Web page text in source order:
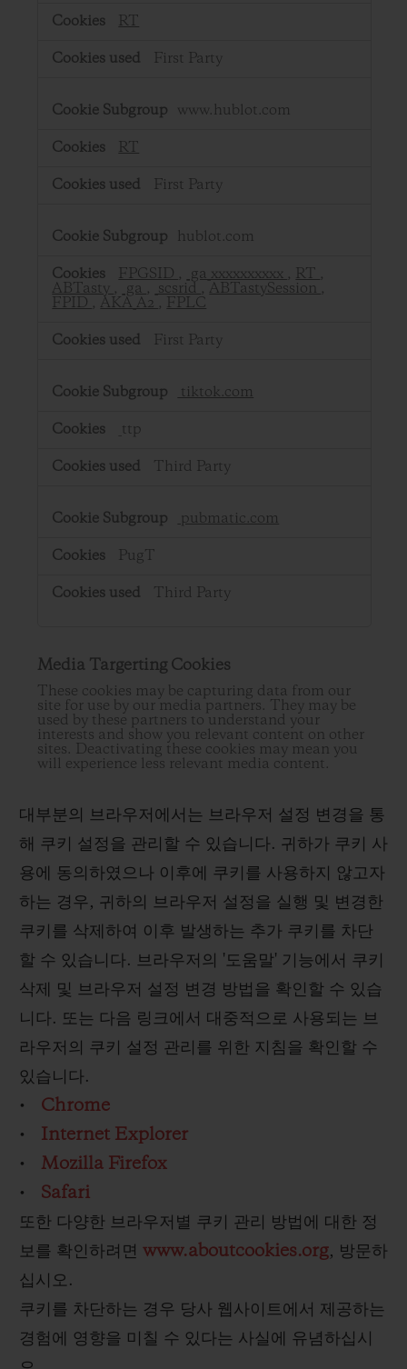
RT
First Party
www.hublot.com
RT
First Party
hublot.com
FPGSID , _ga_xxxxxxxxxx , RT
,
ABTasty , _ga , _scsrid , ABTastySession ,
FPID , AKA_A2 , FPLC
First Party
tiktok.com
_ttp
Third Party
pubmatic.com
PugT
Third Party
Media Targerting Cookies
These cookies may be capturing data from our
site for use by our media partners. They may be
used by these partners to understand your
interests and show you relevant content on other
sites. Deactivating these cookies may mean you
will experience less relevant media content.
대부분의 브라우저에서는 브라우저 설정 변경을 통
해 쿠키 설정을 관리할 수 있습니다. 귀하가 쿠키 사
용에 동의하였으나 이후에 쿠키를 사용하지 않고자
하는 경우, 귀하의 브라우저 설정을 실행 및 변경한
쿠키를 삭제하여 이후 발생하는 추가 쿠키를 차단
할 수 있습니다. 브라우저의 '도움말' 기능에서 쿠키
삭제 및 브라우저 설정 변경 방법을 확인할 수 있습
니다. 또는 다음 링크에서 대중적으로 사용되는 브
라우저의 쿠키 설정 관리를 위한 지침을 확인할 수
있습니다.
• Chrome
• Internet Explorer
• Mozilla Firefox
• Safari
또한 다양한 브라우저별 쿠키 관리 방법에 대한 정
보를 확인하려면 www.aboutcookies.org, 방문하
십시오.
쿠키를 차단하는 경우 당사 웹사이트에서 제공하는
경험에 영향을 미칠 수 있다는 사실에 유념하십시